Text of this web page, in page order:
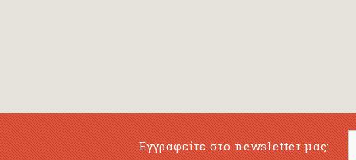
Εγγραφείτε στο newsletter μας: